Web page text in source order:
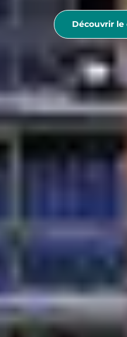
Découvrir le
Vacances au
Vacances au
Vacances au